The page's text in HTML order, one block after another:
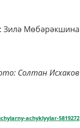
Зилә Мөбәрәкшина
Солтан Исхаков
achyklyylar-5819272